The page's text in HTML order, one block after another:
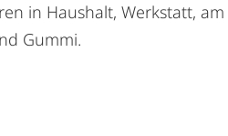
in Haushalt, Werkstatt,
Gummi.